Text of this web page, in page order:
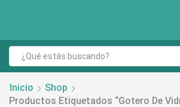
Inicio
Shop
Productos Etiquetados “gotero De